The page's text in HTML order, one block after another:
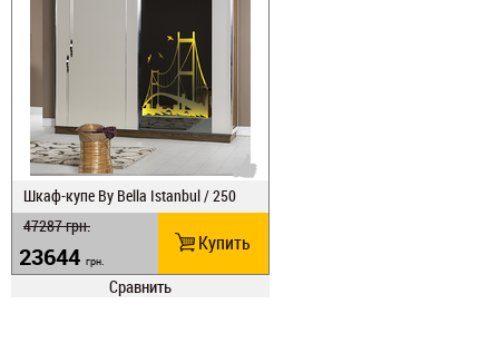
Шкаф-купе Ву Веlla Istanbul / 250
47287грн.
23644 грн.
Купить
Сравнить